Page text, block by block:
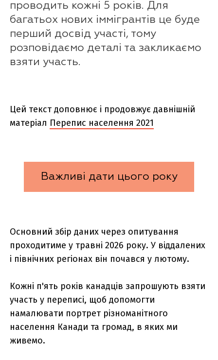
проводить кожні 5 років. Для
багатьох нових іммігрантів це буде
перший досвід участі, тому
розповідаємо деталі та закликаємо
взяти участь.
Цей текст доповнює і продовжує давнішній
матеріал Перепис населення 2021
Важливі дати цього року
Основний збір даних через опитування
проходитиме у травні 2026 року. У віддалених
і північних регіонах він почався у лютому.
Кожні п'ять років канадців запрошують взяти
участь у переписі, щоб допомогти
намалювати портрет різноманітного
населення Канади та громад, в яких ми
живемо.